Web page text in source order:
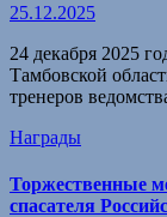
25.12.2025
24 декабря 2025
Тамбовской
тренеров
Награды
Торжественные
спасателя